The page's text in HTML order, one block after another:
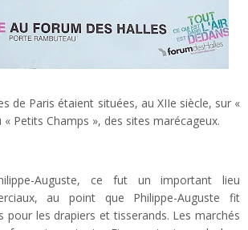
de Paris étaient situées, au XIIe siècle, sur «
Petits Champs », des sites marécageux.
Auguste, ce fut un important lieu
au point que Philippe-Auguste fit
pour les drapiers et tisserands. Les marchés